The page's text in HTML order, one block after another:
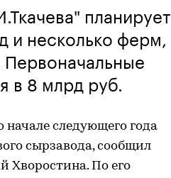
планирует
и несколько ферм,
в 8 млрд руб.
начале следующего года
сырзавода, сообщил
Хворостина. По его